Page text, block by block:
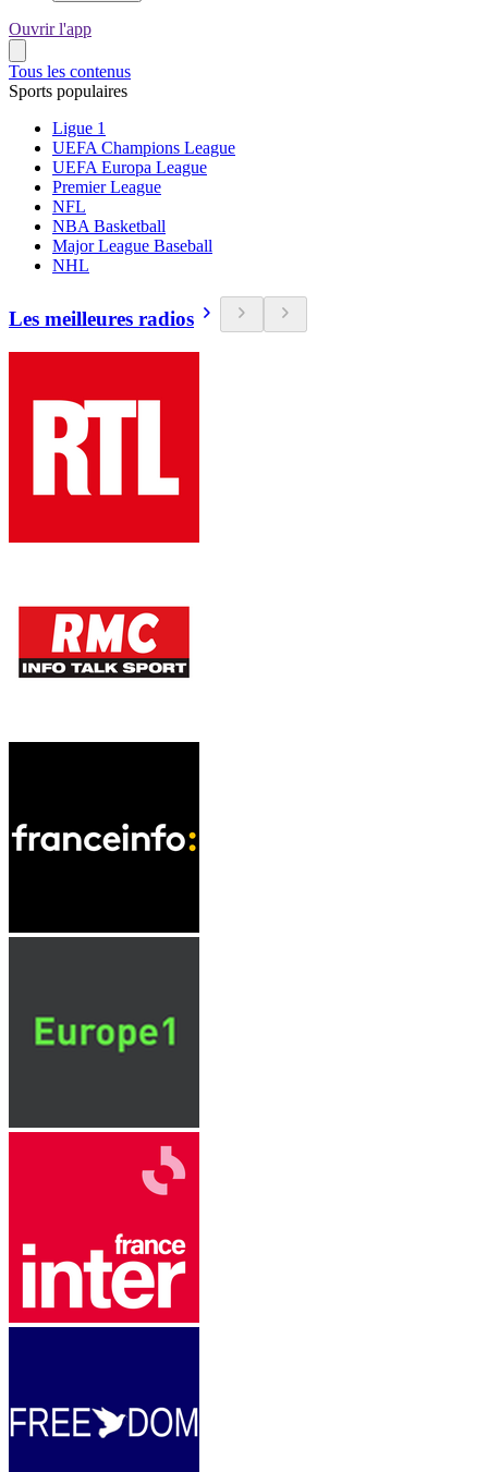
Ouvrir l'app
Tous les contenus
Sports populaires
Ligue 1
UEFA Champions League
UEFA Europa League
Premier League
NFL
NBA Basketball
Major League Baseball
NHL
Les meilleures radios